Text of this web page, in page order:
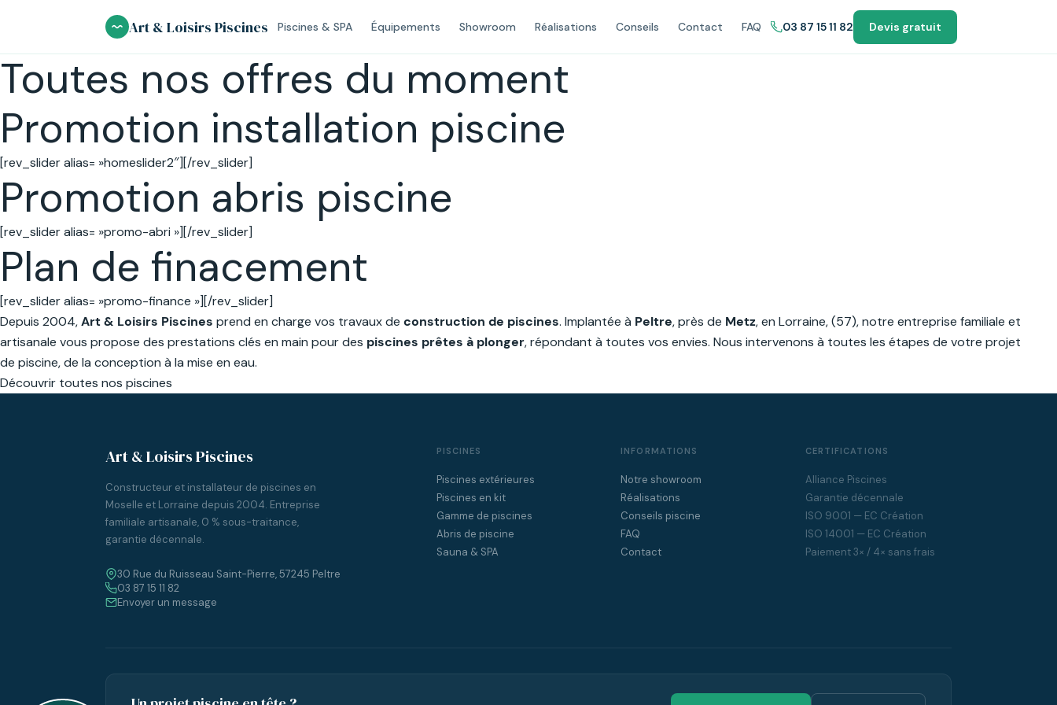
contenu
Art & Loisirs Piscines Piscines & SPA Équipements Showroom Réalisations Conseils Contact FAQ 03 87 15 11 82 Devis gratuit
Toutes nos offres du moment
Promotion installation piscine
[rev_slider alias= »homeslider2″][/rev_slider]
Promotion abris piscine
[rev_slider alias= »promo-abri »][/rev_slider]
Plan de finacement
[rev_slider alias= »promo-finance »][/rev_slider]
Depuis 2004,Art & Loisirs Piscines prend en charge vos travaux de construction de piscines. Implantée à Peltre, près de Metz, en Lorraine, (57), notre entreprise familiale et
artisanale vous propose des prestations clés en main pour des piscines prêtes à plonger, répondant à toutes vos envies. Nous intervenons à toutes les étapes de votre projet
de piscine, de la conception à la mise en eau.
Découvrir toutes nos piscines
Art & Loisirs Piscines
Constructeur et installateur de piscines en
Moselle et Lorraine depuis 2004. Entreprise
familiale artisanale, 0 % sous-traitance,
garantie décennale.
30 Rue du Ruisseau Saint-Pierre, 57245 Peltre
03 87 15 11 82
Envoyer un message
PISCINES
Piscines extérieures
Piscines en kit
Gamme de piscines
Abris de piscine
Sauna & SPA
INFORMATIONS
Notre showroom
Réalisations
Conseils piscine
FAQ
Contact
CERTIFICATIONS
Alliance Piscines
Garantie décennale
ISO 9001 — EC Création
ISO 14001 — EC Création
Paiement 3× / 4× sans frais